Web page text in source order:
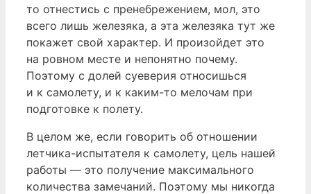
то отнестись с пренебрежением, мол, это
всего лишь железяка, а эта железяка тут же
покажет свой характер. И произойдет это
на ровном месте и непонятно почему.
Поэтому с долей суеверия относишься
и к самолету, и к каким-то мелочам при
подготовке к полету.
В целом же, если говорить об отношении
летчика-испытателя к самолету, цель нашей
работы — это получение максимального
количества замечаний. Поэтому мы никогда